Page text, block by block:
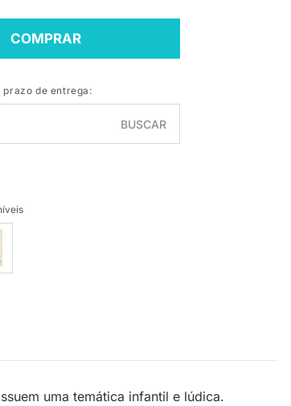
COMPRAR
de entrega:
BUSCAR
uma temática infantil e lúdica.